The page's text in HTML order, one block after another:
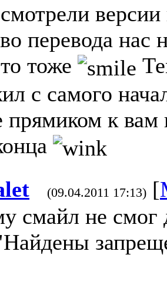
версии
перевода
тоже
с самого
прямиком к вам
(09.04.2011 17:13) [
смайл не смог